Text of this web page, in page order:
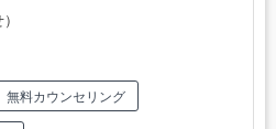
無料カウンセリング